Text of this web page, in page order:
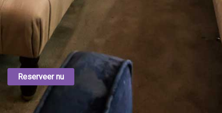
Reserveer nu